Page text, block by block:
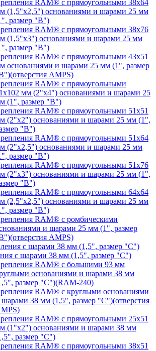
RAM® с прямоугольными 38х64
(1,5"х2,5") основаниями и шарами 25 мм
размер "B")
RAM® с прямоугольными 38х76
(1,5"х3") основаниями и шарами 25 мм
размер "B")
RAM® с прямоугольными 43x51
основаниями и шарами 25 мм (1", размер
AMPS)
RAM® с прямоугольными
мм (2"х4") основаниями и шарами 25
(1", размер "B")
RAM® с прямоугольными 51х51
(2"х2") основаниями и шарами 25 мм (1",
"B")
RAM® с прямоугольными 51х64
(2"х2,5") основаниями и шарами 25 мм
размер "B")
RAM® с прямоугольными 51х76
(2"х3") основаниями и шарами 25 мм (1",
"B")
RAM® с прямоугольными 64х64
(2,5"х2,5") основаниями и шарами 25 мм
размер "B")
RAM® с ромбическими
и шарами 25 мм (1", размер
AMPS)
с шарами 38 мм (1,5", размер "C")
RAM® с большими 93 мм
основаниями и шарами 38 мм
размер "C")(RAM-240)
RAM® с круглыми основаниями
38 мм (1,5", размер "C")(отверстия
RAM® с прямоугольными 25х51
(1"х2") основаниями и шарами 38 мм
размер "C")
RAM® с прямоугольными 38х51